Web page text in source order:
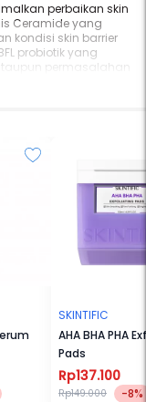
perbaikan skin
Ceramide yang
kondisi skin barrier
probiotik yang
permasalahan
skin barrier yang
SKINTIFIC
AHA BHA PHA
Pads
Rp137.100
Rp149.000 -8%